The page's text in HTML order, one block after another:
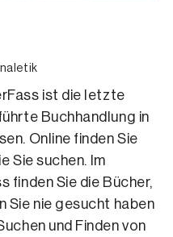
ist die letzte
Buchhandlung in
Online finden Sie
Sie suchen. Im
finden Sie die Bücher,
Sie nie gesucht haben
und Finden von